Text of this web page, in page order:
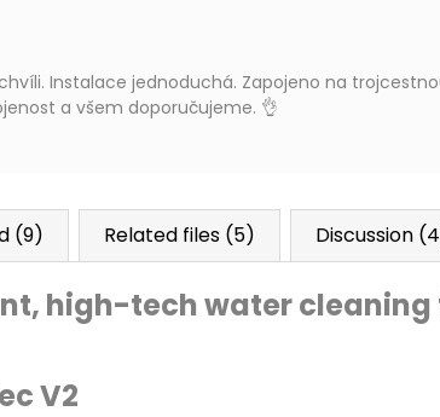
5 stars.
Instalace jednoduchá. Zapojeno na
a všem doporučujeme. 👌
(9) Related files (5) Discussion
high-tech water
V2